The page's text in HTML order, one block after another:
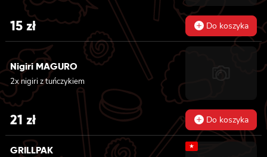
15 zł Do koszyka
Nigiri MAGURO
2x nigiri z tuńczykiem
21 zł Do koszyka
GRILLPAK ★